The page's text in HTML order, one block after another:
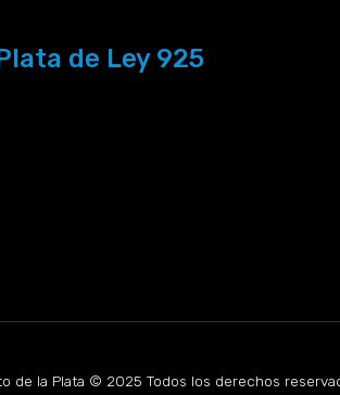
de Ley 925
de la Plata © 2025 Todos los derechos